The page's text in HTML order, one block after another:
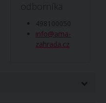
odborníka
498100050
info@ama-
zahrada.cz